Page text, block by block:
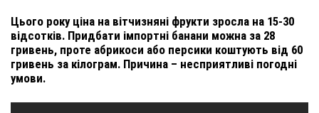
Цього року ціна на вітчизняні фрукти зросла на 15-30
відсотків. Придбати імпортні банани можна за 28
гривень, проте абрикоси або персики коштують від 60
гривень за кілограм. Причина – несприятливі погодні
умови.